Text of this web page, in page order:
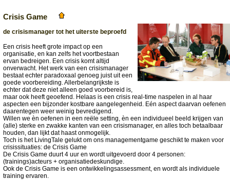
Crisis Game
de crisismanager tot het uiterste beproefd
Een crisis heeft grote impact op een
organisatie, en kan zelfs het voortbestaan
ervan bedreigen. Een crisis komt altijd
onverwacht. Het werk van een crisismanager
bestaat echter paradoxaal genoeg juist uit een
goede voorbereiding. Allerbelangrijkste is
echter dat deze niet alleen goed voorbereid is,
maar ook heeft geoefend. Helaas is een crisis real-time naspelen in al haar
aspecten een bijzonder kostbare aangelegenheid. Eén aspect daarvan oefenen
daarentegen weer weinig bevredigend.
Willen we èn oefenen in een reële setting, èn een individueel beeld krijgen van
(alle) sterke en zwakke kanten van een crisismanager, en alles toch betaalbaar
houden, dan lijkt dat haast onmogelijk.
Toch is het LivingTale gelukt om ons managementgame geschikt te maken voor
crisissituaties: de Crisis Game
De Crisis Game duurt 4 uur en wordt uitgevoerd door 4 personen:
(trainings)acteurs + organisatiedeskundige.
Ook de Crisis Game is een ontwikkelingsassessment, en wordt als individuele
training ervaren.